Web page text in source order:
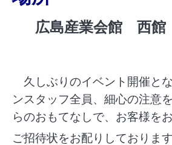
広島産業会館 西
久しぶりのイベント開催と
ンスタッフ全員、細心の注意
らのおもてなしで、お客様を
ご招待状をお配りしております